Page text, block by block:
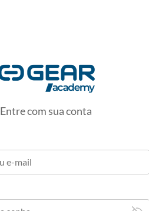
Entre com sua conta